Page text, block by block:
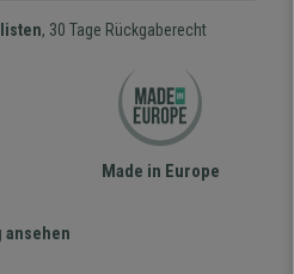
, 30 Tage Rückgaberecht
Made in Europe
ansehen